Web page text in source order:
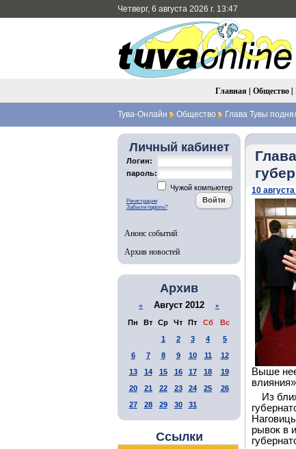
Четверг, 6 августа 2026 г. 13:47
Главная | Общество|
Тува-Онлайн Общество Глава Тувы
Личный кабинет
Логин:
пароль:
Чужой компьютер
Регистрация
Забыли пароль?
Анонс событий
Архив новостей
Архив
« Август 2012 »
Пн Вт Ср Чт Пт Сб
Вс
1
2 3 4
5
6
7 8 9 10 11
12
13
14 15 16 17 18
19
20
21 22 23 24 25
26
27
28 29 30 31
Ссылки
10 августа
Выше
Из
рывок в